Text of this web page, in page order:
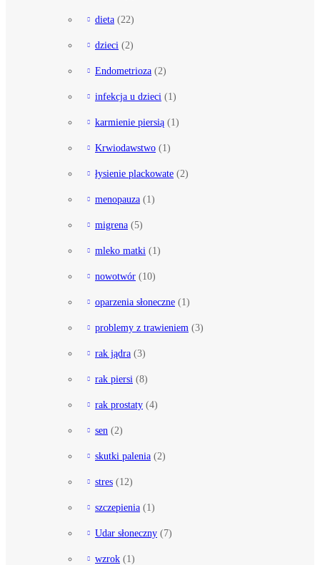
dieta (22)
dzieci (2)
Endometrioza (2)
infekcja u dzieci (1)
karmienie piersią (1)
Krwiodawstwo (1)
łysienie plackowate (2)
menopauza (1)
migrena (5)
mleko matki (1)
nowotwór (10)
oparzenia słoneczne (1)
problemy z trawieniem (3)
rak jądra (3)
rak piersi (8)
rak prostaty (4)
sen (2)
skutki palenia (2)
stres (12)
szczepienia (1)
Udar słoneczny (7)
wzrok (1)